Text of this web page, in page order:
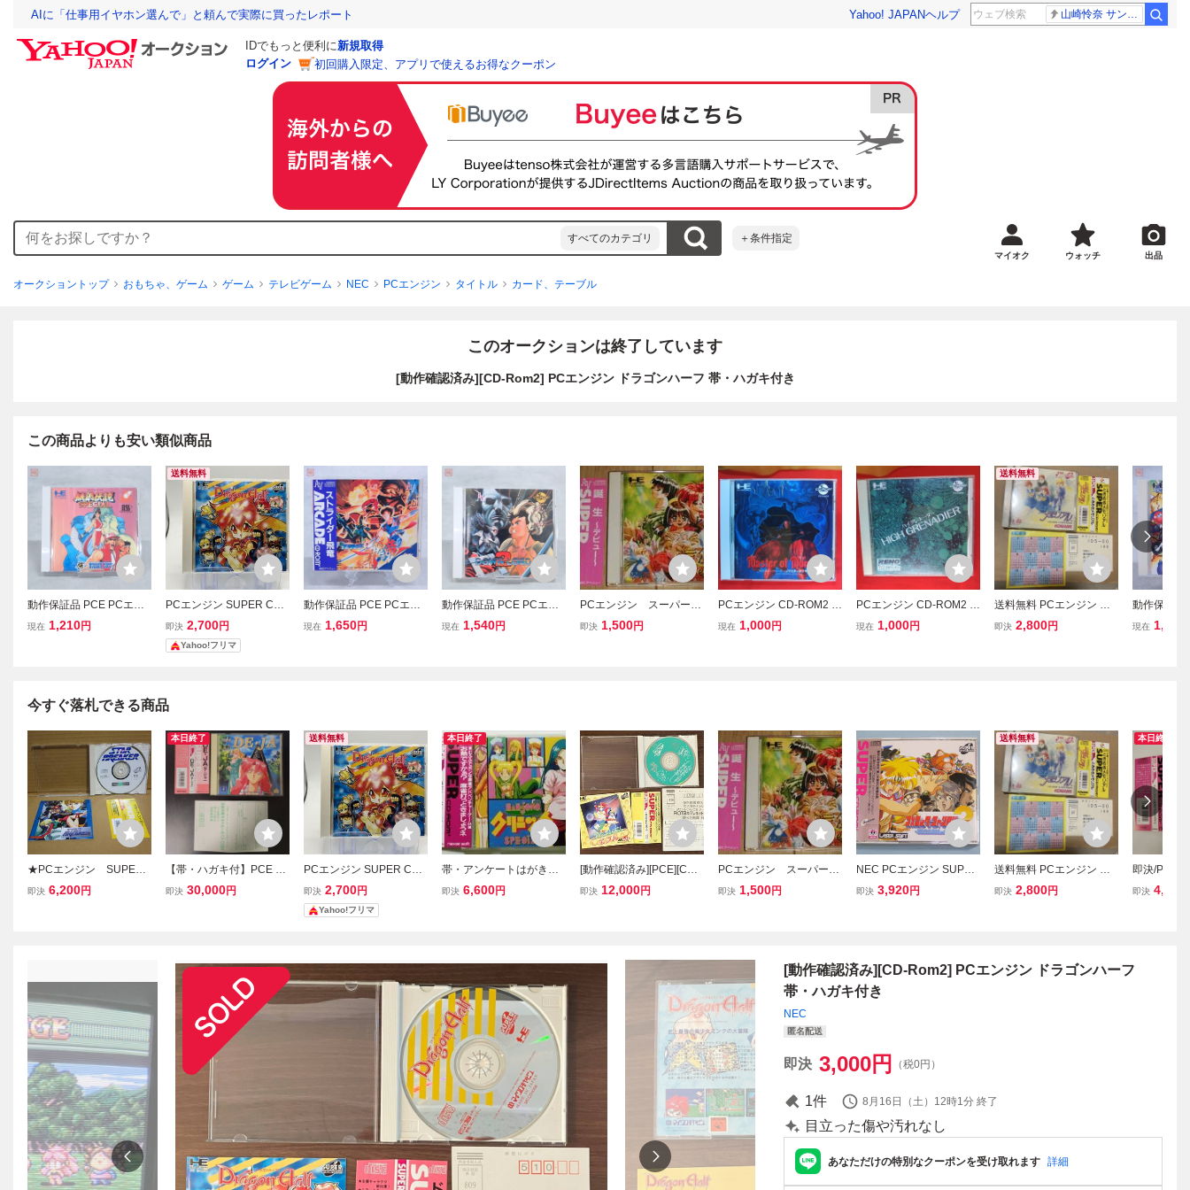
AIに「仕事用イヤホン選んで」と頼んで実際に買ったレポート Yahoo! JAPANヘルプ 山崎怜奈 サンジャポ
IDでもっと便利に新規取得
ログイン
初回購入限定、アプリで使えるお得なクーポン
すべてのカテゴリ ＋条件指定
マイオク ウォッチ 出品
オークショントップ おもちゃ、ゲーム ゲーム テレビゲーム NEC PCエンジン タイトル カード、テーブル
このオークションは終了しています
[動作確認済み][CD-Rom2] PCエンジン ドラゴンハーフ 帯・ハガキ付き
この商品よりも安い類似商品
動作保証品 PCE PCエン
ジン ARCADE CD-ROM2
現在 1,210円
送料無料
PCエンジン SUPER CD-
ROM2 ドラゴンハーフ Dr
agon Half
即決 2,700円
Yahoo!フリマ
動作保証品 PCE PCエン
ジン ARCADE CD-ROM2
現在 1,650円
動作保証品 PCE PCエン
ジン CD-ROM2 ダウンロ
現在 1,540円
PCエンジン スーパーC
D-ROM2 誕生 ～デビュ
即決 1,500円
PCエンジン CD-ROM2 マ
スターオブモンスターズ
現在 1,000円
PCエンジン CD-ROM2 ハ
イグレネーダー HIGH GR
現在 1,000円
送料無料
送料無料 PCエンジン と
きめきメモリアル 帯 ハガ
即決 2,800円
動作保証品
ジン
現在 1,100
今すぐ落札できる商品
★PCエンジン SUPER
CD-ROM2 スターブレ
即決 6,200円
本日終了
【帯・ハガキ付】PCE P
Cエンジン デ・ジャ DE・
即決 30,000円
送料無料
PCエンジン SUPER CD-
ROM2 ドラゴンハーフ Dr
agon Half
即決 2,700円
Yahoo!フリマ
本日終了
帯・アンケートはがき付
き 中古・美-極美品 P
即決 6,600円
[動作確認済み][PCE][CD-
Rom2] PCエンジン TRAV
即決 12,000円
PCエンジン スーパーC
D-ROM2 誕生 ～デビュ
即決 1,500円
NEC PCエンジン SUPER
CD-ROM2 コズミック
即決 3,920円
送料無料
送料無料 PCエンジン と
きめきメモリアル 帯 ハガ
即決 2,800円
本日終了
即決/PCエ
CD-ROM2/
即決 4,800
[動作確認済み][CD-Rom2] PCエンジン ドラゴンハーフ
帯・ハガキ付き
NEC
匿名配送
即決 3,000円 （税0円）
1件 8月16日（土）12時1分 終了
目立った傷や汚れなし
あなただけの特別なクーポンを受け取れます 詳細